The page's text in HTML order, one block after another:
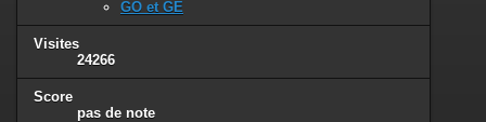
GO et GE
Visites
24266
Score
pas de note